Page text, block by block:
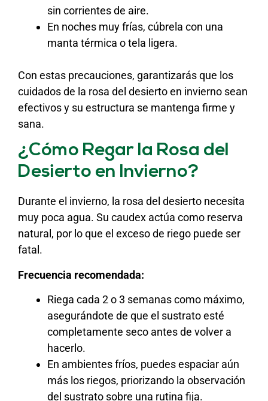
sin corrientes de aire.
En noches muy frías, cúbrela con una
manta térmica o tela ligera.
Con estas precauciones, garantizarás que los
cuidados de la rosa del desierto en invierno sean
efectivos y su estructura se mantenga firme y
sana.
¿Cómo Regar la Rosa del
Desierto en Invierno?
Durante el invierno, la rosa del desierto necesita
muy poca agua. Su caudex actúa como reserva
natural, por lo que el exceso de riego puede ser
fatal.
Frecuencia recomendada:
Riega cada 2 o 3 semanas como máximo,
asegurándote de que el sustrato esté
completamente seco antes de volver a
hacerlo.
En ambientes fríos, puedes espaciar aún
más los riegos, priorizando la observación
del sustrato sobre una rutina fija.